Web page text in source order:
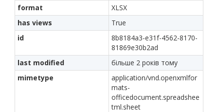
format
XLSX
has views
True
id
8b8184a3-e31f-4562-8170-
81869e30b2ad
last modified
більше 2 років тому
mimetype
application/vnd.openxmlfor
mats-
officedocument.spreadshee
tml.sheet